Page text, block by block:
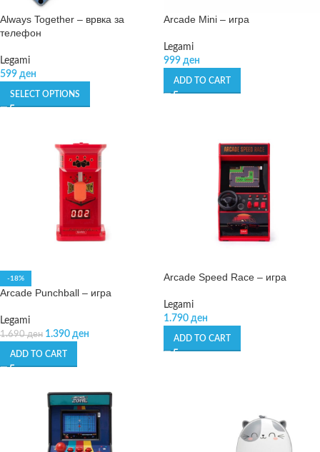
Always Together – врвка за
телефон
Legami
599 ден
SELECT OPTIONS
Arcade Mini – игра
Legami
999 ден
ADD TO CART
-18%
Arcade Punchball – игра
Legami
1.690ден 1.390 ден
ADD TO CART
Arcade Speed Race – игра
Legami
1.790 ден
ADD TO CART